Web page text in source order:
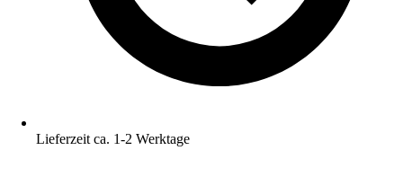
Lieferzeit ca. 1-2 Werktage